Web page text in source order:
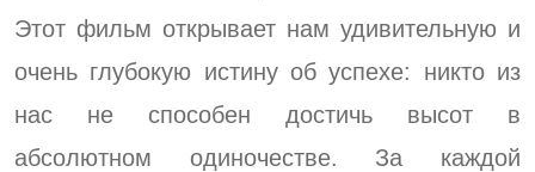
Этот фильм открывает нам удивительную и
очень глубокую истину об успехе: никто из
нас не способен достичь высот в
абсолютном одиночестве. За каждой